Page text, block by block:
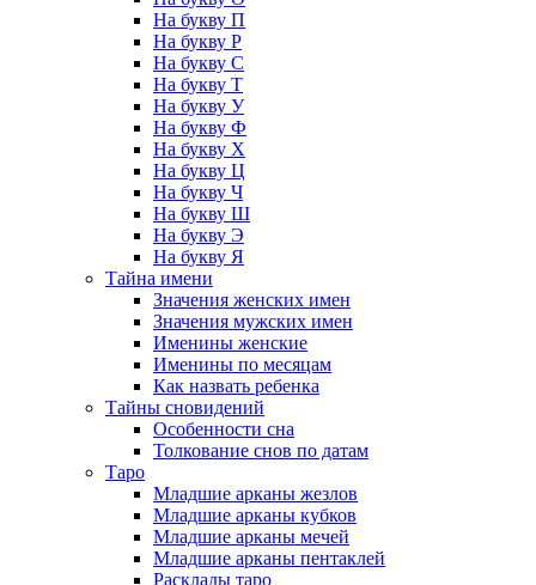
На букву П
На букву Р
На букву С
На букву Т
На букву У
На букву Ф
На букву Х
На букву Ц
На букву Ч
На букву Ш
На букву Э
На букву Я
Тайна имени
Значения женских имен
Значения мужских имен
Именины женские
Именины по месяцам
Как назвать ребенка
Тайны сновидений
Особенности сна
Толкование снов по датам
Таро
Младшие арканы жезлов
Младшие арканы кубков
Младшие арканы мечей
Младшие арканы пентаклей
Расклады таро